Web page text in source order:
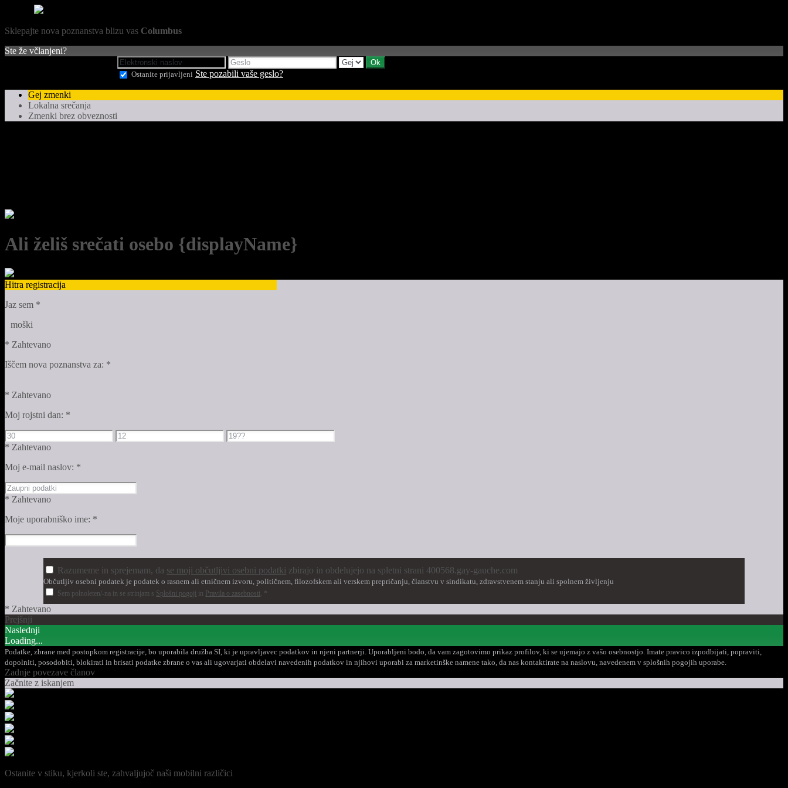
Sklepajte nova poznanstva blizu vas Columbus
Ste že včlanjeni?
Ostanite prijavljeni Ste pozabili vaše geslo?
Gej zmenki
Lokalna srečanja
Zmenki brez obveznosti
Ali želiš srečati osebo {displayName}
Hitra registracija
Jaz sem *
moški
* Zahtevano
Iščem nova poznanstva za: *
* Zahtevano
Moj rojstni dan: *
* Zahtevano
Moj e-mail naslov: *
* Zahtevano
Moje uporabniško ime: *
Razumeme in sprejemam, da se moji občutljivi osebni podatki zbirajo in obdelujejo na spletni strani 400568.gay-gauche.com
Občutljiv osebni podatek je podatek o rasnem ali etničnem izvoru, političnem, filozofskem ali verskem prepričanju, članstvu v sindikatu, zdravstvenem stanju ali spolnem življenju
Sem polnoleten/-na in se strinjam s Splošni pogoji in Pravila o zasebnosti *
* Zahtevano
Prejšnji
Naslednji
Loading...
Podatke, zbrane med postopkom registracije, bo uporabila družba SI, ki je upravljavec podatkov in njeni partnerji. Uporabljeni bodo, da vam zagotovimo prikaz profilov, ki se ujemajo z vašo osebnostjo. Imate pravico izpodbijati, popraviti,
dopolniti, posodobiti, blokirati in brisati podatke zbrane o vas ali ugovarjati obdelavi navedenih podatkov in njihovi uporabi za marketinške namene tako, da nas kontaktirate na naslovu, navedenem v splošnih pogojih uporabe.
Zadnje povezave članov
Začnite z iskanjem
Ostanite v stiku, kjerkoli ste, zahvaljujoč naši mobilni različici